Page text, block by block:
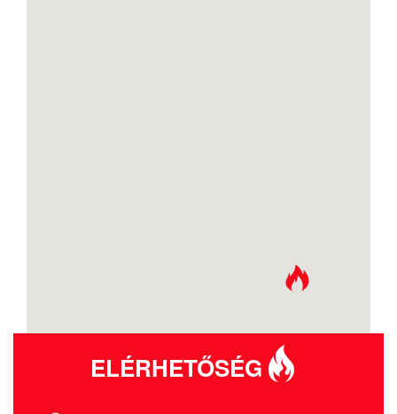
ELÉRHETŐSÉG